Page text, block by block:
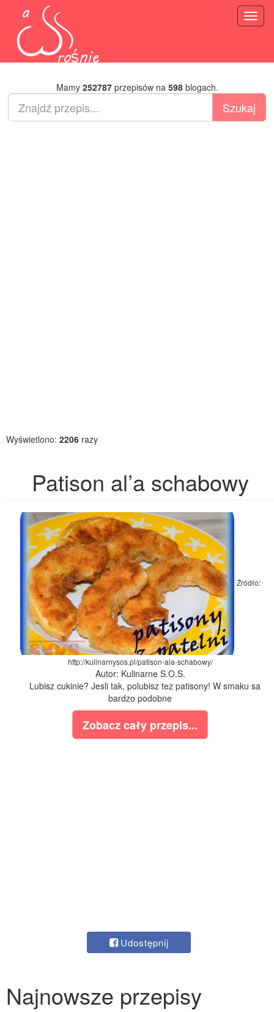
Mamy 252787przepisów na 598blogach.
Wyświetlono: 2206 razy
Patison al’a schabowy
Źródło:
http://kulinarnysos.pl/patison-ala-schabowy/
Autor: Kulinarne S.O.S.
Lubisz cukinie? Jesli tak, polubisz tez patisony! W smaku sa
bardzo podobne
Zobacz cały przepis...
Udostępnij
Najnowsze przepisy